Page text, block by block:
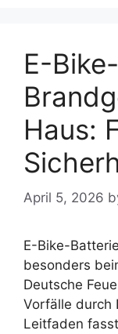
E-
Haus:
April 5, 2026
E-Bike-
besonders
Deutsche
Vorfälle durch
Leitfaden